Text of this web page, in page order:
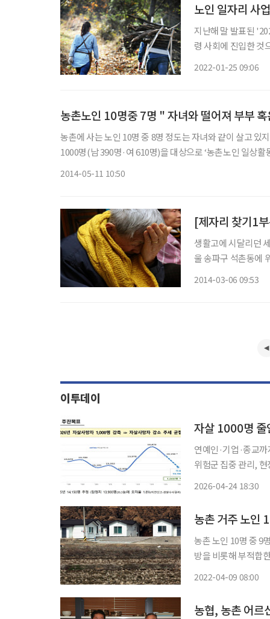
노인 일자리 사
지난해 말 발표된
령 사회에 진입한 것
2022-01-25 09:06
농촌노인 10명중 7명 " 자녀와 떨어져 부부
농촌에 사는 노인 10명 중 8명 정도는 자녀와 같이 살고 있지 않은 것으로 나타났다. 농촌진
1000명(남 390명·여 610명)을 대상으로 ‘농촌노인 일상활동능력
2014-05-11 10:50
생활고에 시달리던
울 송파구 석촌동에
2014-03-06 09:53
이투데이
자살 1000명 줄
연예인·기업·종교
위험군 집중 관리, 현장 대응 강화 정부가 2026년 자살
2026-04-24 18:30
농촌 거주 노인
농촌 노인 10명 중 9
방을 비롯해 부적합
2022-04-09 08:00
농협, 농촌 어르